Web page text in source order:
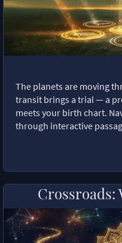
The planets are moving
transit brings a trial — a
meets your birth chart.
through interactive
Crossroads: